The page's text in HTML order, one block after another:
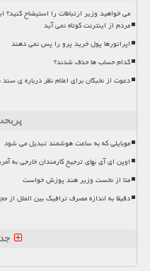
می خواهید وزیر ارتباطات را استیضاح کنید؟
مردم از اینترنت کوتاه نمی آید
اپراتورها پول خرید پرو را پس نمی دهند
کدام حساب ها حذف شدند؟
دعوت از نخبگان برای اعلام نظر درباره ی
موبایلی که به ساعت هوشمند تبدیل می شود
اوپن ای آی بهای ترجیح کارمندان خارجی به
متا از نخست وزیر هند پوزش خواست
دقیقا به اندازه مصرف ترافیک بین الملل